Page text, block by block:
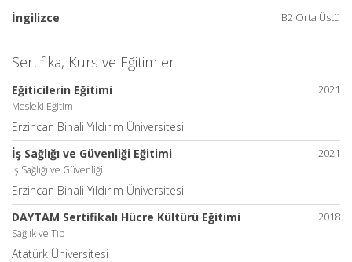
B2 Orta Üstü
İngilizce
Sertifika, Kurs ve Eğitimler
2021
Eğiticilerin Eğitimi
Mesleki Eğitim
Erzincan Binali Yıldırım Üniversitesi
2021
İş Sağlığı ve Güvenliği Eğitimi
İş Sağlığı ve Güvenliği
Erzincan Binali Yıldırım Üniversitesi
2018
DAYTAM Sertifikalı Hücre Kültürü Eğitimi
Sağlık ve Tıp
Atatürk Üniversitesi